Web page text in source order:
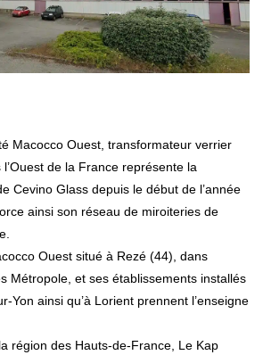
de la France représente la
Cevino Glass depuis le début de l’année
ainsi son réseau de miroiteries de
Ouest situé à Rezé (44), dans
Métropole, et ses établissements installés
Yon ainsi qu’à Lorient prennent l’enseigne
région des Hauts-de-France, Le Kap